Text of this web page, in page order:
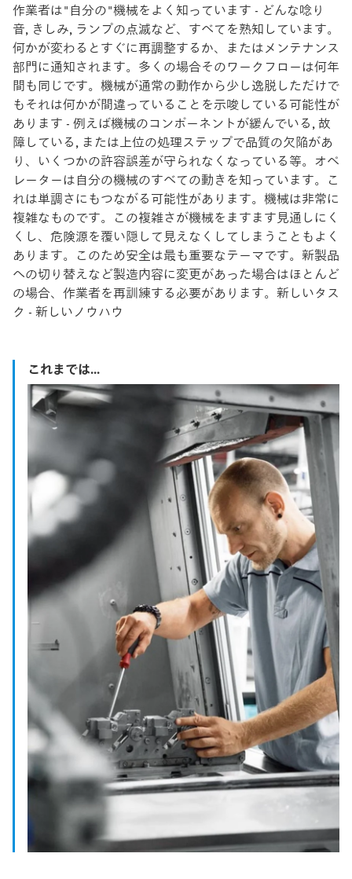
作業者は"自分の"機械をよく知っています - どんな唸り
音, きしみ, ランプの点滅など、すべてを熟知しています。
何かが変わるとすぐに再調整するか、またはメンテナンス
部門に通知されます。多くの場合そのワークフローは何年
間も同じです。機械が通常の動作から少し逸脱しただけで
もそれは何かが間違っていることを示唆している可能性が
あります - 例えば機械のコンポーネントが緩んでいる, 故
障している, または上位の処理ステップで品質の欠陥があ
り、いくつかの許容誤差が守られなくなっている等。オペ
レーターは自分の機械のすべての動きを知っています。こ
れは単調さにもつながる可能性があります。機械は非常に
複雑なものです。この複雑さが機械をますます見通しにく
くし、危険源を覆い隠して見えなくしてしまうこともよく
あります。このため安全は最も重要なテーマです。新製品
への切り替えなど製造内容に変更があった場合はほとんど
の場合、作業者を再訓練する必要があります。新しいタス
ク - 新しいノウハウ
これまでは...